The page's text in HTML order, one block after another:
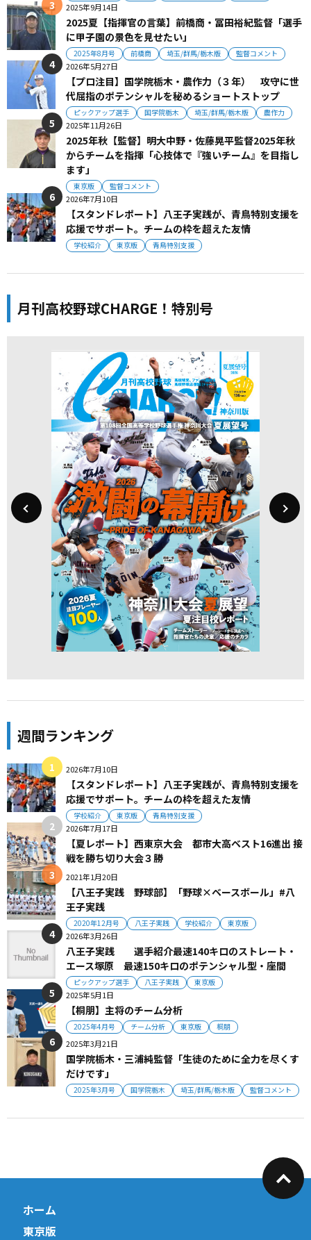
2025年9月14日
2025夏【指揮官の言葉】前橋商・冨田裕紀監督「選手
に甲子園の景色を見せたい」
2025年8月号 前橋商 埼玉/群馬/栃木版 監督コメント
2026年5月27日
【プロ注目】国学院栃木・農作力（３年） 攻守に世
代屈指のポテンシャルを秘めるショートストップ
ピックアップ選手 国学院栃木 埼玉/群馬/栃木版 農作力
2025年11月26日
2025年秋【監督】明大中野・佐藤晃平監督2025年秋
からチームを指揮「心技体で『強いチーム』を目指し
ます」
東京版 監督コメント
2026年7月10日
【スタンドレポート】八王子実践が、青鳥特別支援を
応援でサポート。チームの枠を超えた友情
学校紹介 東京版 青鳥特別支援
月刊高校野球CHARGE！特別号
週間ランキング
2026年7月10日
【スタンドレポート】八王子実践が、青鳥特別支援を
応援でサポート。チームの枠を超えた友情
学校紹介 東京版 青鳥特別支援
2026年7月17日
【夏レポート】西東京大会 都市大高ベスト16進出 接
戦を勝ち切り大会３勝
2021年1月20日
【八王子実践 野球部】「野球×ベースボール」#八
王子実践
2020年12月号 八王子実践 学校紹介 東京版
2026年3月26日
八王子実践 選手紹介最速140キロのストレート・
エース塚原 最速150キロのポテンシャル型・座間
ピックアップ選手 八王子実践 東京版
2025年5月1日
【桐朋】主将のチーム分析
2025年4月号 チーム分析 東京版 桐朋
2025年3月21日
国学院栃木・三浦純監督「生徒のために全力を尽くす
だけです」
2025年3月号 国学院栃木 埼玉/群馬/栃木版 監督コメント
ホーム
東京版